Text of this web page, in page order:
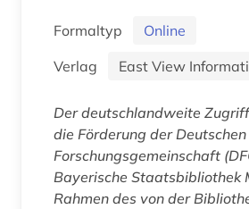
Formaltyp
Online
Verlag
East View
Der deutschlandweite
die Förderung der Deutschen
Forschungsgemeinschaft
Bayerische Staatsbibliothek
Rahmen des von der